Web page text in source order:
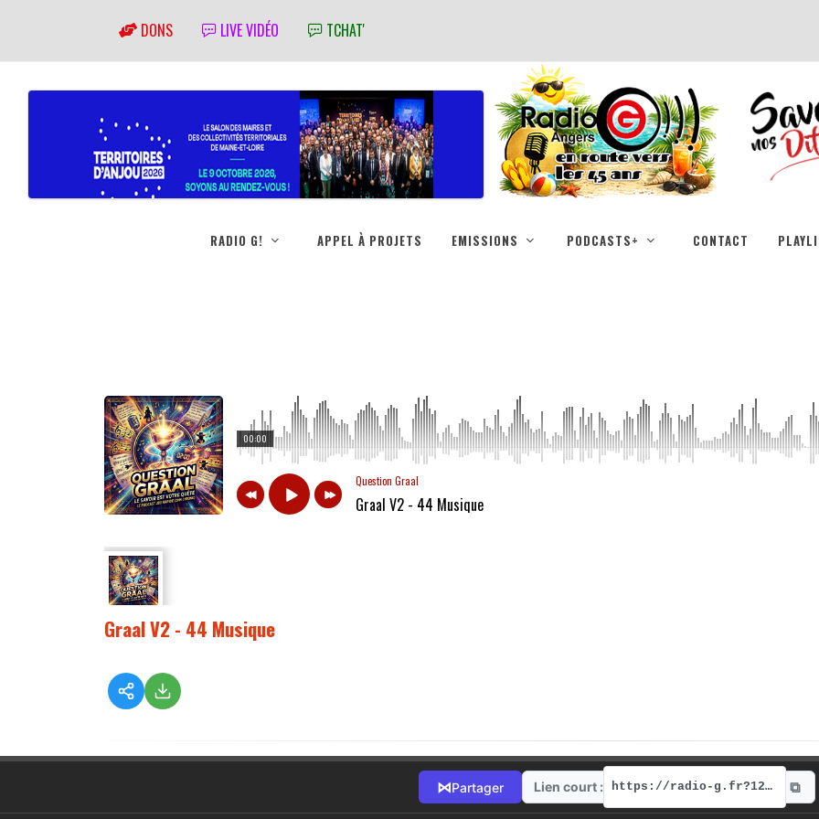
DONS LIVE VIDÉO TCHAT'
RADIO G! APPEL À PROJETS EMISSIONS PODCASTS+ CONTACT
00:00
Question Graal
Graal V2 - 44 Musique
Graal V2 - 44 Musique
⋈Partager Lien court : https://radio-g.fr?12263 ⧉